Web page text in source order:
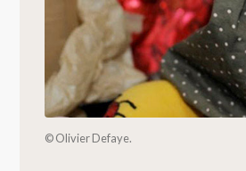
© Olivier Defaye.